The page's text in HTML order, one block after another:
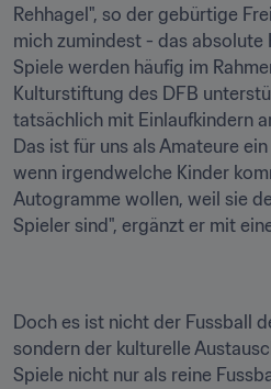
Rehhagel", so der gebürtige
mich zumindest - das absolute
Spiele werden häufig im
Kulturstiftung des DFB
tatsächlich mit Einlaufkindern
Das ist für uns als Amateure
wenn irgendwelche Kinder
Autogramme wollen, weil sie
Spieler sind", ergänzt er mit
Doch es ist nicht der Fussball
sondern der kulturelle
Spiele nicht nur als reine